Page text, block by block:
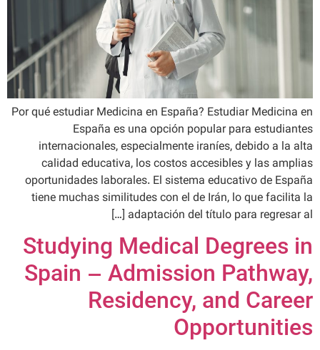
Por qué estudiar Medicina en España? Estudiar Medicina en
España es una opción popular para estudiantes
internacionales, especialmente iraníes, debido a la alta
calidad educativa, los costos accesibles y las amplias
oportunidades laborales. El sistema educativo de España
tiene muchas similitudes con el de Irán, lo que facilita la
adaptación del título para regresar al […]
Studying Medical Degrees in
Spain – Admission Pathway,
Residency, and Career
Opportunities